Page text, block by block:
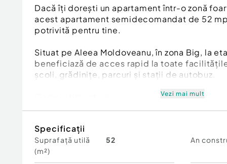
Dacă îți dorești un apartament într-o zonă
acest apartament semidecomandat de 52
potrivită pentru tine.
Situat pe Aleea Moldoveanu, în zona Big, la
beneficiază de acces rapid la toate
școli, grădinițe, parcuri și stații de autobuz.
* bucătărie separată cu debara
* baie recent renovată
* balcon închis (2.78 mp)
Vezi mai mult
Specificații
Suprafață utilă
(m²)
52 An